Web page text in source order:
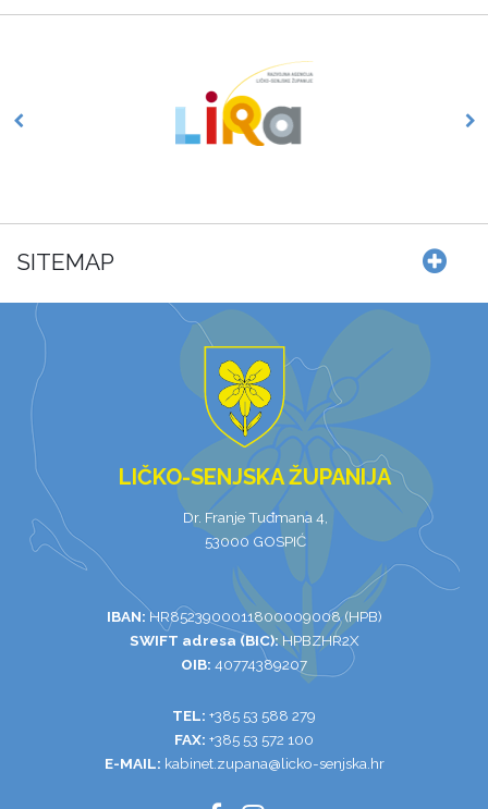
SITEMAP
LIČKO-SENJSKA ŽUPANIJA
Dr. Franje Tuđmana 4,
53000 GOSPIĆ
IBAN: HR8523900011800009008 (HPB)
SWIFT adresa (BIC):HPBZHR2X
OIB: 40774389207
TEL: +385 53 588 279
FAX: +385 53 572 100
E-MAIL: kabinet.zupana@licko-senjska.hr